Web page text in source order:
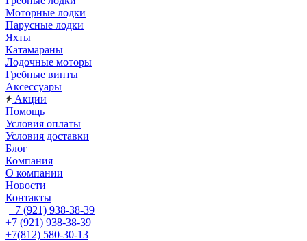
Моторные лодки
Парусные лодки
Яхты
Катамараны
Лодочные моторы
Гребные винты
Аксессуары
Акции
Помощь
Условия оплаты
Условия доставки
Блог
Компания
О компании
Новости
Контакты
+7 (921) 938-38-39
+7 (921) 938-38-39
+7(812) 580-30-13